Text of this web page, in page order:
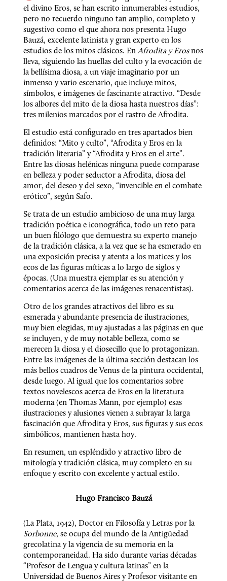
el divino Eros, se han escrito innumerables estudios,
pero no recuerdo ninguno tan amplio, completo y
sugestivo como el que ahora nos presenta Hugo
Bauzá, excelente latinista y gran experto en los
estudios de los mitos clásicos. En Afrodita y Eros nos
lleva, siguiendo las huellas del culto y la evocación de
la bellísima diosa, a un viaje imaginario por un
inmenso y vario escenario, que incluye mitos,
símbolos, e imágenes de fascinante atractivo. “Desde
los albores del mito de la diosa hasta nuestros días”:
tres milenios marcados por el rastro de Afrodita.
El estudio está configurado en tres apartados bien
definidos: “Mito y culto”, “Afrodita y Eros en la
tradición literaria” y “Afrodita y Eros en el arte”.
Entre las diosas helénicas ninguna puede comparase
en belleza y poder seductor a Afrodita, diosa del
amor, del deseo y del sexo, “invencible en el combate
erótico”, según Safo.
Se trata de un estudio ambicioso de una muy larga
tradición poética e iconográfica, todo un reto para
un buen filólogo que demuestra su experto manejo
de la tradición clásica, a la vez que se ha esmerado en
una exposición precisa y atenta a los matices y los
ecos de las figuras míticas a lo largo de siglos y
épocas. (Una muestra ejemplar es su atención y
comentarios acerca de las imágenes renacentistas).
Otro de los grandes atractivos del libro es su
esmerada y abundante presencia de ilustraciones,
muy bien elegidas, muy ajustadas a las páginas en que
se incluyen, y de muy notable belleza, como se
merecen la diosa y el diosecillo que lo protagonizan.
Entre las imágenes de la última sección destacan los
más bellos cuadros de Venus de la pintura occidental,
desde luego. Al igual que los comentarios sobre
textos novelescos acerca de Eros en la literatura
moderna (en Thomas Mann, por ejemplo) esas
ilustraciones y alusiones vienen a subrayar la larga
fascinación que Afrodita y Eros, sus figuras y sus ecos
simbólicos, mantienen hasta hoy.
En resumen, un espléndido y atractivo libro de
mitología y tradición clásica, muy completo en su
enfoque y escrito con excelente y actual estilo.
Hugo Francisco Bauzá
(La Plata, 1942), Doctor en Filosofía y Letras por la
Sorbonne, se ocupa del mundo de la Antigüedad
grecolatina y la vigencia de su memoria en la
contemporaneidad. Ha sido durante varias décadas
“Profesor de Lengua y cultura latinas” en la
Universidad de Buenos Aires y Profesor visitante en